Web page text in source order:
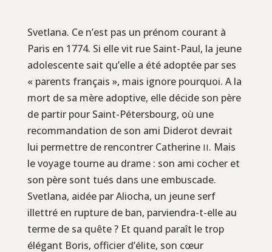
Svetlana. Ce n’est pas un prénom courant à
Paris en 1774. Si elle vit rue Saint-Paul, la jeune
adolescente sait qu’elle a été adoptée par ses
« parents français », mais ignore pourquoi. A la
mort de sa mère adoptive, elle décide son père
de partir pour Saint-Pétersbourg, où une
recommandation de son ami Diderot devrait
lui permettre de rencontrer Catherine II. Mais
le voyage tourne au drame : son ami cocher et
son père sont tués dans une embuscade.
Svetlana, aidée par Aliocha, un jeune serf
illettré en rupture de ban, parviendra-t-elle au
terme de sa quête ? Et quand paraît le trop
élégant Boris, officier d’élite, son cœur